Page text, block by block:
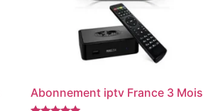
Abonnement iptv France 3 Mois